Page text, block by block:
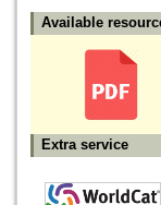
Available
Extra service